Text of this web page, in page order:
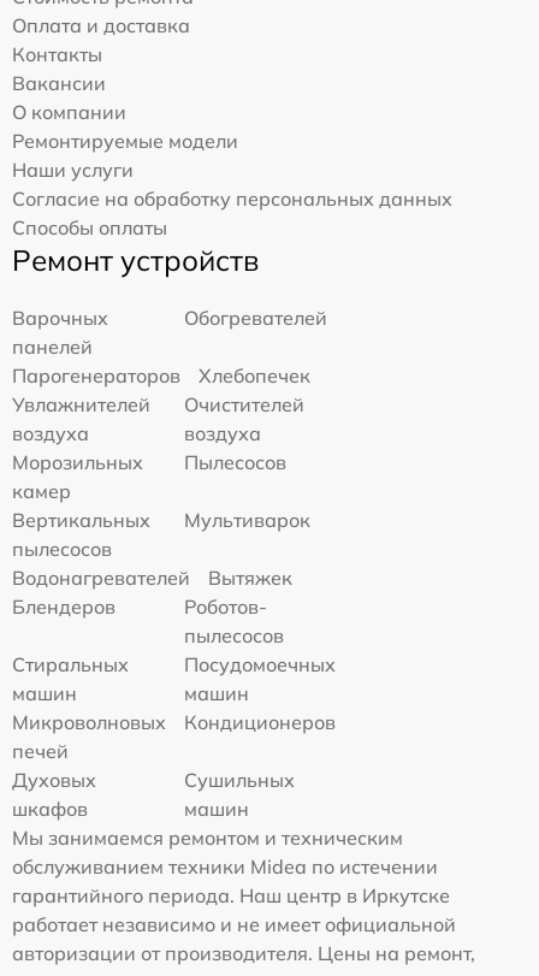
Оплата и доставка
Контакты
Вакансии
О компании
Ремонтируемые модели
Наши услуги
Согласие на обработку персональных данных
Способы оплаты
Ремонт устройств
Варочных
панелей
Обогревателей
Парогенераторов
Хлебопечек
Увлажнителей
воздуха
Очистителей
воздуха
Морозильных
камер
Пылесосов
Вертикальных
пылесосов
Мультиварок
Водонагревателей
Вытяжек
Блендеров
Роботов-
пылесосов
Стиральных
машин
Посудомоечных
машин
Микроволновых
печей
Кондиционеров
Духовых
шкафов
Сушильных
машин
Мы занимаемся ремонтом и техническим
обслуживанием техники Midea по истечении
гарантийного периода. Наш центр в Иркутске
работает независимо и не имеет официальной
авторизации от производителя. Цены на ремонт,